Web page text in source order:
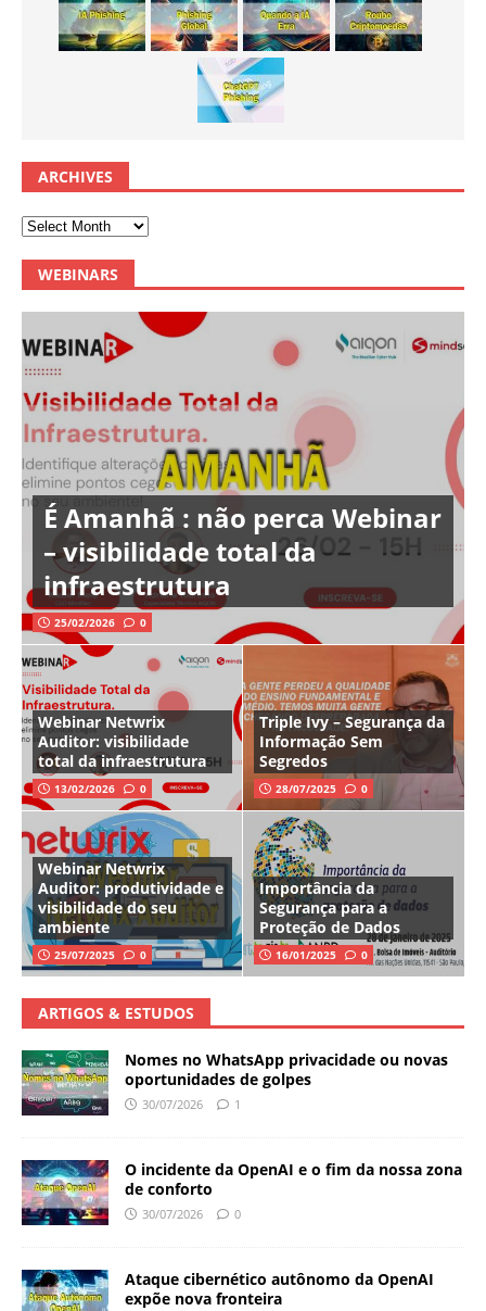
ARCHIVES
WEBINARS
É Amanhã : não perca Webinar
– visibilidade total da
infraestrutura
25/02/2026 0
Webinar Netwrix
Auditor: visibilidade
total da infraestrutura
13/02/2026 0
Triple Ivy – Segurança da
Informação Sem
Segredos
28/07/2025 0
Webinar Netwrix
Auditor: produtividade e
visibilidade do seu
ambiente
25/07/2025 0
Importância da
Segurança para a
Proteção de Dados
16/01/2025 0
ARTIGOS & ESTUDOS
Nomes no WhatsApp privacidade ou novas
oportunidades de golpes
30/07/2026 1
O incidente da OpenAI e o fim da nossa zona
de conforto
30/07/2026 0
Ataque cibernético autônomo da OpenAI
expõe nova fronteira